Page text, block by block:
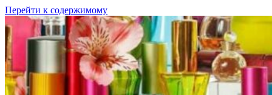
Перейти к содержимому